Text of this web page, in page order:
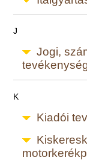
J
Jogi,
K
Kiadói